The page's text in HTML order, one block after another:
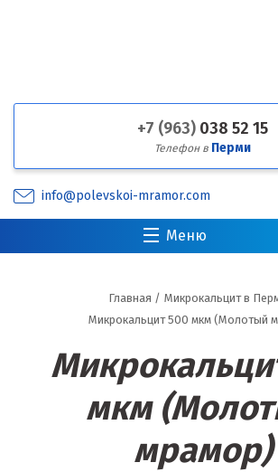
+7 (963) 038 52 15
Телефон в Перми
info@polevskoi-mramor.com
Меню
Главная / Микрокальцит в
Микрокальцит 500 мкм (Молотый
мкм
мрамор)